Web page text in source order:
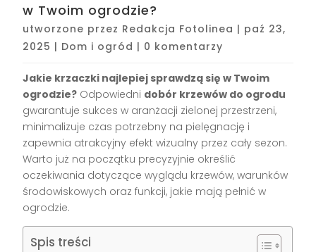
w Twoim ogrodzie?
utworzone przez Redakcja Fotolinea | paź 23,
2025 | Dom i ogród | 0 komentarzy
Jakie krzaczki najlepiej sprawdzą się w Twoim
ogrodzie? Odpowiedni dobór krzewów do ogrodu
gwarantuje sukces w aranżacji zielonej przestrzeni,
minimalizuje czas potrzebny na pielęgnację i
zapewnia atrakcyjny efekt wizualny przez cały sezon.
Warto już na początku precyzyjnie określić
oczekiwania dotyczące wyglądu krzewów, warunków
środowiskowych oraz funkcji, jakie mają pełnić w
ogrodzie.
Spis treści